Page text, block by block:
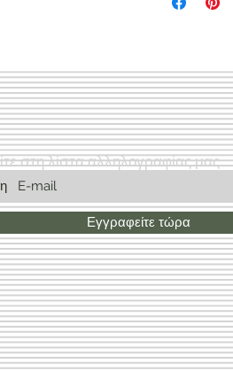
στη λίστα αλληλογραφίας μας
Εγγραφείτε τώρα